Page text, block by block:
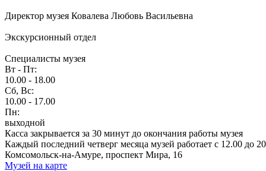
Директор музея Ковалева Любовь Васильевна
Экскурсионный отдел
Специалисты музея
Вт - Пт:
10.00 - 18.00
Сб, Вс:
10.00 - 17.00
Пн:
выходной
Касса закрывается за 30 минут до окончания работы музея
Каждый последний четверг месяца музей работает с 12.00 до
Комсомольск-на-Амуре, проспект Мира, 16
Музей на карте